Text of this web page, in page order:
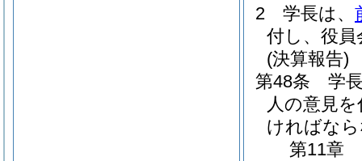
2
学長は、
付し、役
(決算報告)
第48条
学
人の意見
ければな
第11章